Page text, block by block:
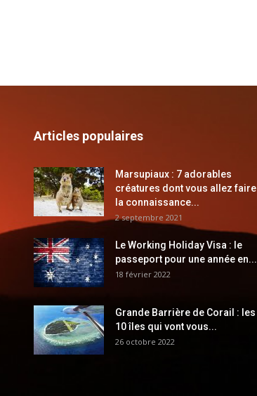
Articles populaires
Marsupiaux : 7 adorables
créatures dont vous allez faire
la connaissance...
2 septembre 2021
Le Working Holiday Visa : le
passeport pour une année en...
18 février 2022
Grande Barrière de Corail : les
10 îles qui vont vous...
26 octobre 2022